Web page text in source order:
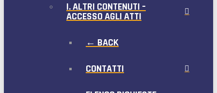
I. ALTRI CONTENUTI –
ACCESSO AGLI ATTI
← BACK
CONTATTI